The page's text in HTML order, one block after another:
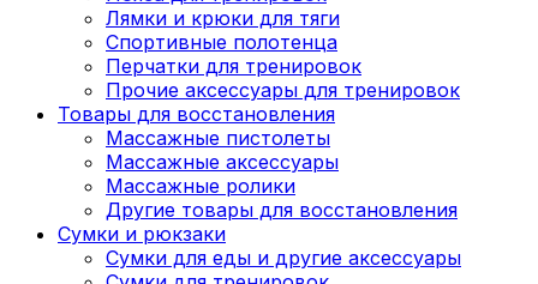
Лямки и крюки для тяги
Спортивные полотенца
Перчатки для тренировок
Прочие аксессуары для тренировок
Товары для восстановления
Массажные пистолеты
Массажные аксессуары
Массажные ролики
Другие товары для восстановления
Сумки и рюкзаки
Сумки для еды и другие аксессуары